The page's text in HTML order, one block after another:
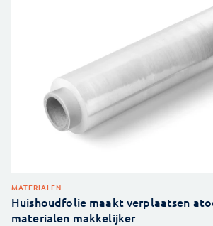
MATERIALEN
Huishoudfolie maakt verplaatsen
materialen makkelijker